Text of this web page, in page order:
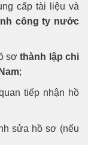
cấp tài liệu và
công ty nước
sơthành lập chi
;
tiếp nhận hồ
sửa hồ sơ (nếu